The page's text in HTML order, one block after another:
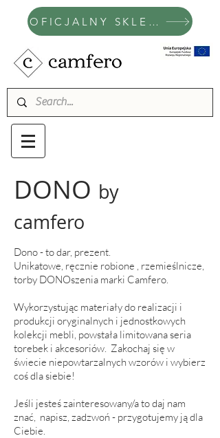
OFICJALNY SKLEP CAMFERO
DONO by
camfero
Dono - to dar, prezent.
Unikatowe, ręcznie robione , rzemieślnicze,
torby DONOszenia marki Camfero.
Wykorzystując materiały do realizacji i
produkcji oryginalnych i jednostkowych
kolekcji mebli, powstała limitowana seria
torebek i akcesoriów. Zakochaj się w
świecie niepowtarzalnych wzorów i wybierz
coś dla siebie!
Jeśli jesteś zainteresowany/a to daj nam
znać, napisz, zadzwoń - przygotujemy ją dla
Ciebie.